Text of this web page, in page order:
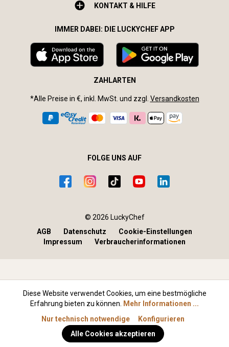
KONTAKT & HILFE
IMMER DABEI: DIE LUCKYCHEF APP
ZAHLARTEN
*Alle Preise in €, inkl. MwSt. und zzgl. Versandkosten
FOLGE UNS AUF
© 2026 LuckyChef
AGB
Datenschutz
Cookie-Einstellungen
Impressum
Verbraucherinformationen
Diese Website verwendet Cookies, um eine bestmögliche
Erfahrung bieten zu können.
Mehr Informationen ...
Nur technisch notwendige
Konfigurieren
Alle Cookies akzeptieren